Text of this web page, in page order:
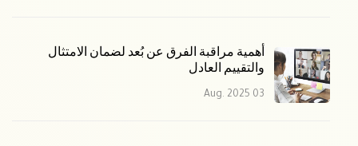
أهمية مراقبة الفرق عن بُعد لضمان الامتثال
والتقييم العادل
03 Aug. 2025